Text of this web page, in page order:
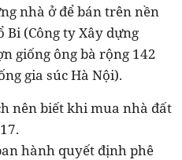
nhà ở để bán trên nền
Bi (Công ty Xây dựng
giống ông bà rộng 142
gia súc Hà Nội).
hành quyết định phê